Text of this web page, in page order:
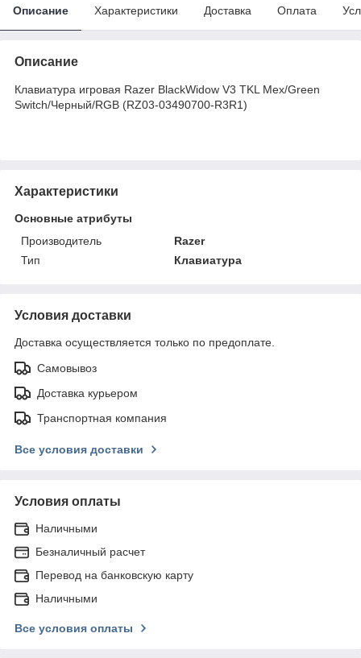
Описание Характеристики Доставка Оплата
Описание
Клавиатура игровая Razer BlackWidow V3 TKL Мех/Green
Switch/Черный/RGB (RZ03-03490700-R3R1)
Характеристики
Основные атрибуты
Производитель
Razer
Тип
Клавиатура
Условия доставки
Доставка осуществляется только по предоплате.
Самовывоз
Доставка курьером
Транспортная компания
Все условия доставки
Условия оплаты
Наличными
Безналичный расчет
Перевод на банковскую карту
Наличными
Все условия оплаты